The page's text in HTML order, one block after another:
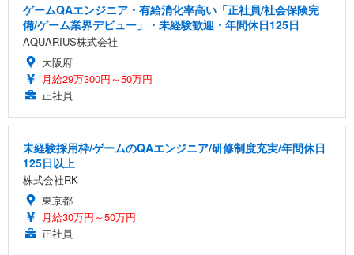
ゲームQAエンジニア・有給消化率高い「正社員/社会保険完
備/ゲーム業界デビュー」・未経験歓迎・年間休日125日
AQUARIUS株式会社
大阪府
月給29万300円～50万円
正社員
未経験採用枠/ゲームのQAエンジニア/研修制度充実/年間休日
125日以上
株式会社RK
東京都
月給30万円～50万円
正社員